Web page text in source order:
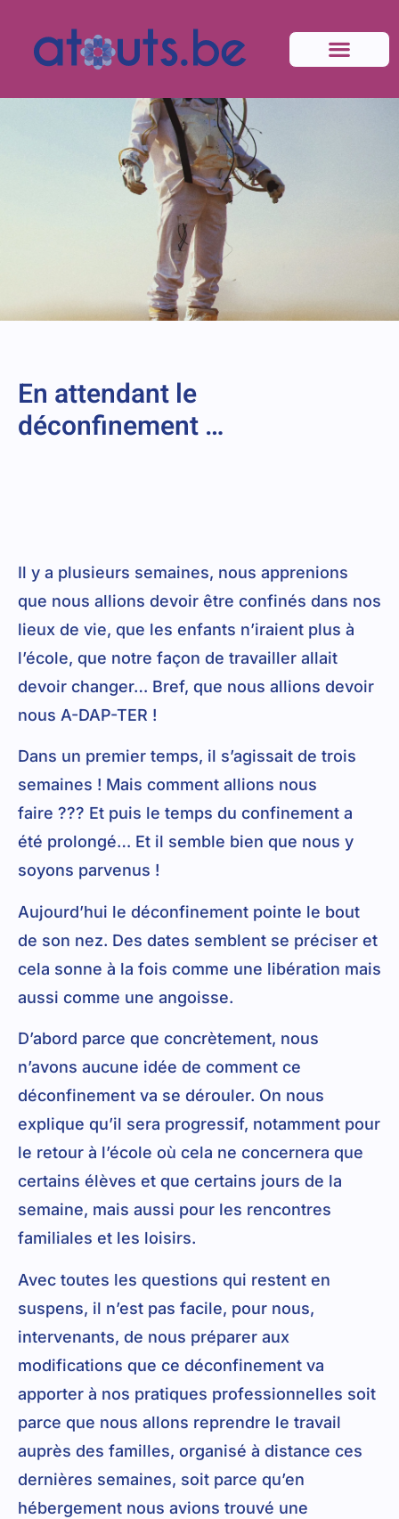
En attendant le
déconfinement …
Il y a plusieurs semaines, nous apprenions
que nous allions devoir être confinés dans nos
lieux de vie, que les enfants n’iraient plus à
l’école, que notre façon de travailler allait
devoir changer… Bref, que nous allions devoir
nous A-DAP-TER !
Dans un premier temps, il s’agissait de trois
semaines ! Mais comment allions nous
faire ??? Et puis le temps du confinement a
été prolongé… Et il semble bien que nous y
soyons parvenus !
Aujourd’hui le déconfinement pointe le bout
de son nez. Des dates semblent se préciser et
cela sonne à la fois comme une libération mais
aussi comme une angoisse.
D’abord parce que concrètement, nous
n’avons aucune idée de comment ce
déconfinement va se dérouler. On nous
explique qu’il sera progressif, notamment pour
le retour à l’école où cela ne concernera que
certains élèves et que certains jours de la
semaine, mais aussi pour les rencontres
familiales et les loisirs.
Avec toutes les questions qui restent en
suspens, il n’est pas facile, pour nous,
intervenants, de nous préparer aux
modifications que ce déconfinement va
apporter à nos pratiques professionnelles soit
parce que nous allons reprendre le travail
auprès des familles, organisé à distance ces
dernières semaines, soit parce qu’en
hébergement nous avions trouvé une